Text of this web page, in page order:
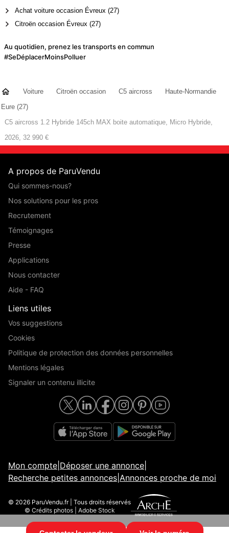
Achat voiture occasion Évreux (27)
Citroën occasion Évreux (27)
Au quotidien, prenez les transports en commun
#SeDéplacerMoinsPolluer
Voiture Citroën occasion C5 aircross
Haute-Normandie
Eure (27)
C5 aircross 1.2 Hybride 145ch MAX boite automatique, Micro Hybride,
2026, 32 990 €
A propos de ParuVendu
Qui sommes-nous?
Nos solutions pour les pros
Recrutement
Témoignages
Presse
Applications
Nous contacter
Aide - FAQ
Liens utiles
Vos suggestions
Cookies
Politique de protection des données personnelles
Mentions légales
Signaler un contenu illicite
Mon compte Déposer une annonce
Recherche petites annonces Annonces proche de moi
© 2026 ParuVendu.fr | Tous droits réservés
© Crédits photos | Adobe Stock